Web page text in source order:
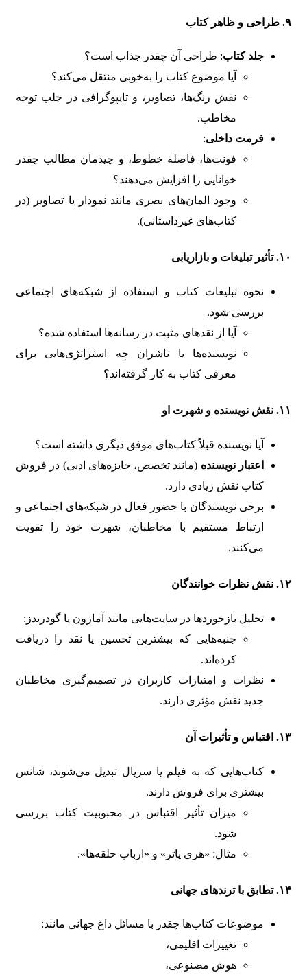
۹. طراحی و ظاهر کتاب
جلد کتاب: طراحی آن چقدر جذاب است؟
آیا موضوع کتاب را به‌خوبی منتقل می‌کند؟
نقش رنگ‌ها، تصاویر، و تایپوگرافی در جلب توجه
مخاطب.
فرمت داخلی:
فونت‌ها، فاصله خطوط، و چیدمان مطالب چقدر
خوانایی را افزایش می‌دهند؟
وجود المان‌های بصری مانند نمودار یا تصاویر (در
کتاب‌های غیرداستانی).
۱۰. تأثیر تبلیغات و بازاریابی
نحوه تبلیغات کتاب و استفاده از شبکه‌های اجتماعی
بررسی شود.
آیا از نقدهای مثبت در رسانه‌ها استفاده شده؟
نویسنده‌ها یا ناشران چه استراتژی‌هایی برای
معرفی کتاب به کار گرفته‌اند؟
۱۱. نقش نویسنده و شهرت او
آیا نویسنده قبلاً کتاب‌های موفق دیگری داشته است؟
اعتبار نویسنده (مانند تخصص، جایزه‌های ادبی) در فروش
کتاب نقش زیادی دارد.
برخی نویسندگان با حضور فعال در شبکه‌های اجتماعی و
ارتباط مستقیم با مخاطبان، شهرت خود را تقویت
می‌کنند.
۱۲. نقش نظرات خوانندگان
تحلیل بازخوردها در سایت‌هایی مانند آمازون یا گودریدز:
جنبه‌هایی که بیشترین تحسین یا نقد را دریافت
کرده‌اند.
نظرات و امتیازات کاربران در تصمیم‌گیری مخاطبان
جدید نقش مؤثری دارند.
۱۳. اقتباس و تأثیرات آن
کتاب‌هایی که به فیلم یا سریال تبدیل می‌شوند، شانس
بیشتری برای فروش دارند.
میزان تأثیر اقتباس در محبوبیت کتاب بررسی
شود.
مثال: «هری پاتر» و «ارباب حلقه‌ها».
۱۴. تطابق با ترندهای جهانی
موضوعات کتاب‌ها چقدر با مسائل داغ جهانی مانند:
تغییرات اقلیمی،
هوش مصنوعی،